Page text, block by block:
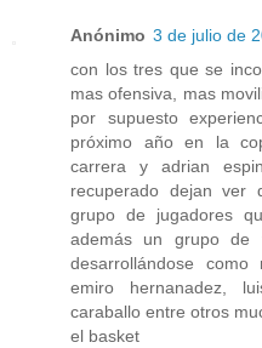
Anónimo 3 de julio de
con los tres que se
mas ofensiva, mas
por supuesto
próximo año en la
carrera y adrian
recuperado dejan ver
grupo de jugadores
además un grupo de
desarrollándose como
emiro hernanadez,
caraballo entre otros
el basket